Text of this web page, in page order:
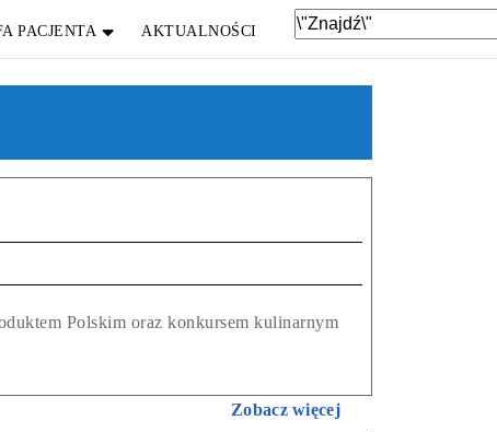
PACJENTA AKTUALNOŚCI
Polskim oraz konkursem kulinarnym
Zobacz więcej